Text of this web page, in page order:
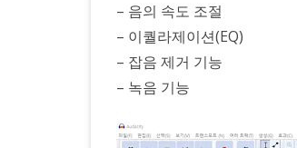
– 음의 속도 조절
– 이퀄라제이션(EQ)
– 잡음 제거 기능
– 녹음 기능